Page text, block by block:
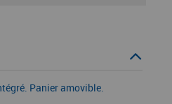
Panier amovible.